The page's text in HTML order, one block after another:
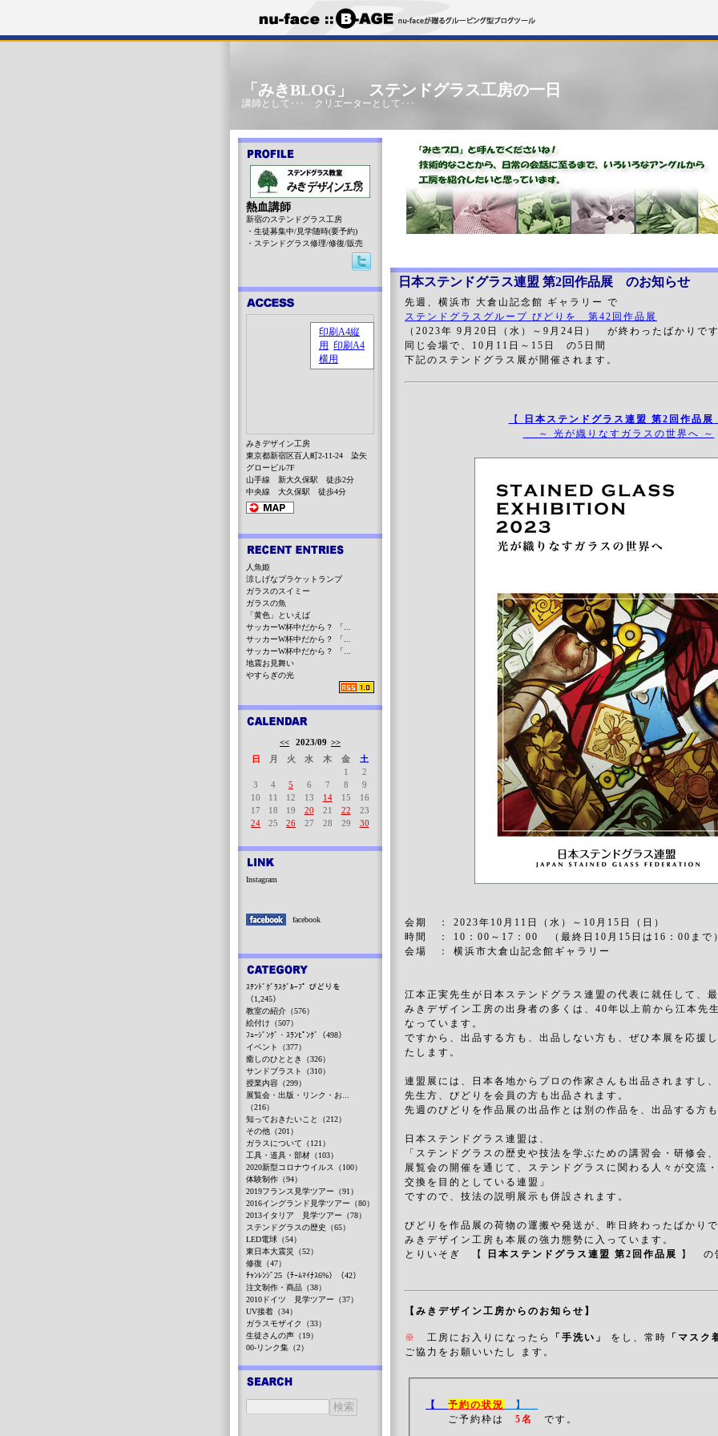
「みきBLOG」 ステンドグラス工房の一日
講師として･･･ クリエーターとして･･･
日本ステンドグラス連盟 第2回作品展 のお知らせ
先週、横浜市 大倉山記念館 ギャラリー で
ステンドグラスグループ びどりを 第42回作品展
（2023年 9月20日（水）～9月24日） が終わったばかりで
同じ会場で、10月11日～15日 の5日間
下記のステンドグラス展が開催されます。
【 日本ステンドグラス連盟 第2回作品展
～ 光が織りなすガラスの世界へ ～
会期 ： 2023年10月11日（水）～10月15日（日）
時間 ： 10：00～17：00 （最終日10月15日は16：00まで
会場 ： 横浜市大倉山記念館ギャラリー
江本正実先生が日本ステンドグラス連盟の代表に就任して、
みきデザイン工房の出身者の多くは、40年以上前から江本先
なっています。
ですから、出品する方も、出品しない方も、ぜひ本展を応援
たします。
連盟展には、日本各地からプロの作家さんも出品されますし
先生方、びどりを会員の方も出品されます。
先週のびどりを作品展の出品作とは別の作品を、出品する方
日本ステンドグラス連盟は、
「ステンドグラスの歴史や技法を学ぶための講習会・研修会
展覧会の開催を通じて、ステンドグラスに関わる人々が交流
交換を目的としている連盟」
ですので、技法の説明展示も併設されます。
びどりを作品展の荷物の運搬や発送が、昨日終わったばかり
みきデザイン工房も本展の強力態勢に入っています。
とりいそぎ 【
日本ステンドグラス連盟 第2回作品展 】 の
【みきデザイン工房からのお知らせ】
※ 工房にお入りになったら 「手洗い」 をし、常時
「マスク
ご協力をお願いいたし ます。
【 予約の状況
】
ご予約枠は
5名 です。
熱血講師
新宿のステンドグラス工房
・生徒募集中/見学随時(要予約)
・ステンドグラス修理/修復/販売
みきデザイン工房
東京都新宿区百人町2-11-24 染矢
グロービル7F
山手線 新大久保駅 徒歩2分
中央線 大久保駅 徒歩4分
人魚姫
涼しげなブラケットランプ
ガラスのスイミー
ガラスの魚
「黄色」といえば
サッカーW杯中だから？ 「...
サッカーW杯中だから？ 「...
サッカーW杯中だから？ 「...
地震お見舞い
やすらぎの光
<< 2023/09 >>
日
月 火 水 木 金
土
1
2
3
4 5 6 7 8
9
10
11 12 13 14 15
16
17
18 19 20 21 22
23
24
25 26 27 28 29 30
Instagram
facebook
ｽﾃﾝﾄﾞｸﾞﾗｽｸﾞﾙｰﾌﾟ びどりを
（1,245）
教室の紹介（576）
絵付け（507）
ﾌｭｰｼﾞﾝｸﾞ・ｽﾗﾝﾋﾟﾝｸﾞ（498）
イベント（377）
癒しのひととき（326）
サンドブラスト（310）
授業内容（299）
展覧会・出版・リンク・お...
（216）
知っておきたいこと（212）
その他（201）
ガラスについて（121）
工具・道具・部材（103）
2020新型コロナウイルス（100）
体験制作（94）
2019フランス見学ツアー（91）
2016イングランド見学ツアー（80）
2013イタリア 見学ツアー（78）
ステンドグラスの歴史（65）
LED電球（54）
東日本大震災（52）
修復（47）
ﾁｬﾝﾚﾝｼﾞ25（ﾁｰﾑﾏｲﾅｽ6%）（42）
注文制作・商品（38）
2010ドイツ 見学ツアー（37）
UV接着（34）
ガラスモザイク（33）
生徒さんの声（19）
00-リンク集（2）